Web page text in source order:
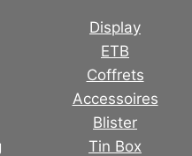
Display
ETB
Coffrets
Accessoires
Blister
Tin Box